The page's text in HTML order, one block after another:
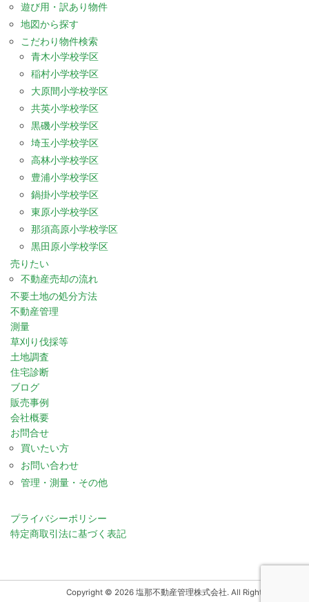
遊び用・訳あり物件
地図から探す
こだわり物件検索
青木小学校学区
稲村小学校学区
大原間小学校学区
共英小学校学区
黒磯小学校学区
埼玉小学校学区
高林小学校学区
豊浦小学校学区
鍋掛小学校学区
東原小学校学区
那須高原小学校学区
黒田原小学校学区
売りたい
不動産売却の流れ
不要土地の処分方法
不動産管理
測量
草刈り伐採等
土地調査
住宅診断
ブログ
販売事例
会社概要
お問合せ
買いたい方
お問い合わせ
管理・測量・その他
プライバシーポリシー
特定商取引法に基づく表記
Copyright © 2026 塩那不動産管理株式会社. All Rights Reserved.